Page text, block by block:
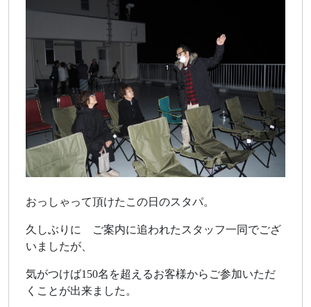
おっしゃって頂けたこの日のスタパ。
久しぶりに ご案内に追われたスタッフ一同でござ
いましたが、
気がつけば150名を超えるお客様からご参加いただ
くことが出来ました。